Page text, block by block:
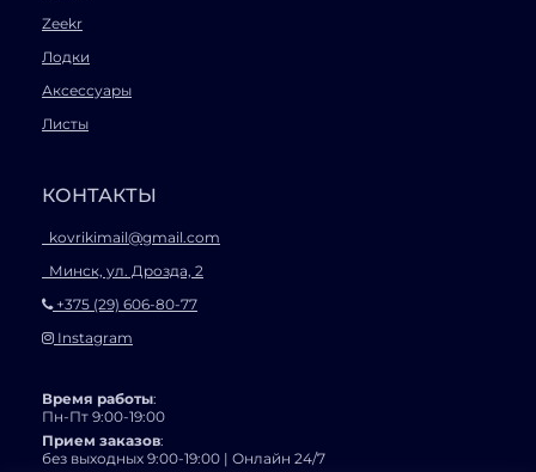
Zeekr
Лодки
Аксессуары
Листы
КОНТАКТЫ
kovrikimail@gmail.com
Минск, ул. Дрозда, 2
+375 (29) 606-80-77
Instagram
Время работы:
Пн-Пт 9:00-19:00
Прием заказов:
без выходных 9:00-19:00 | Онлайн 24/7